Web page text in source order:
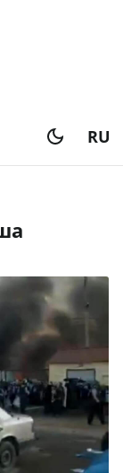
RU